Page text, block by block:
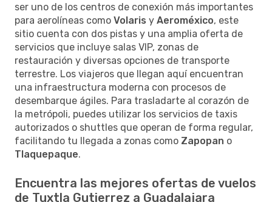
ser uno de los centros de conexión más importantes
para aerolíneas como Volaris y Aeroméxico, este
sitio cuenta con dos pistas y una amplia oferta de
servicios que incluye salas VIP, zonas de
restauración y diversas opciones de transporte
terrestre. Los viajeros que llegan aquí encuentran
una infraestructura moderna con procesos de
desembarque ágiles. Para trasladarte al corazón de
la metrópoli, puedes utilizar los servicios de taxis
autorizados o shuttles que operan de forma regular,
facilitando tu llegada a zonas como Zapopan o
Tlaquepaque.
Encuentra las mejores ofertas de vuelos
de Tuxtla Gutierrez a Guadalajara